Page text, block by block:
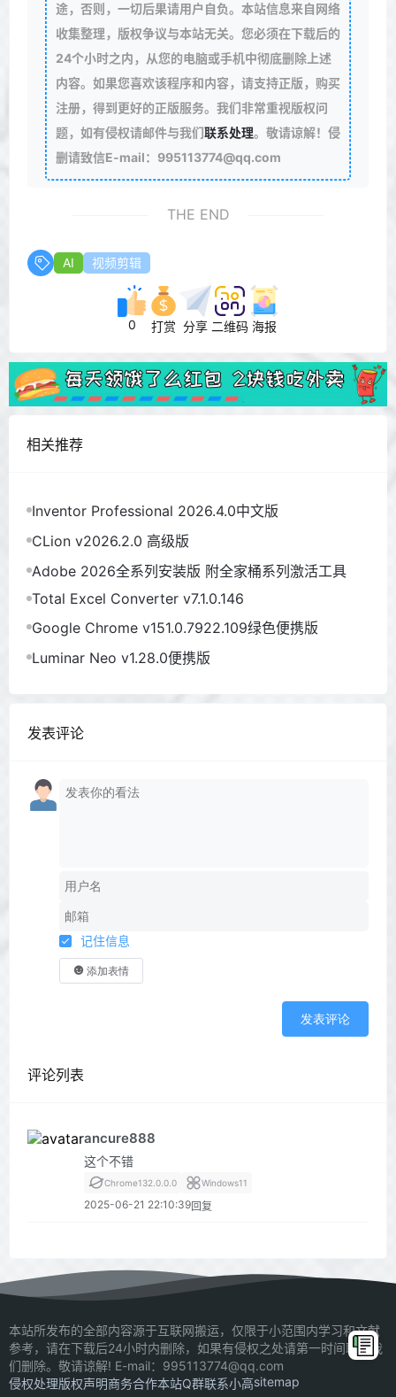
途，否则，一切后果请用户自负。本站信息来自网络
收集整理，版权争议与本站无关。您必须在下载后的
24个小时之内，从您的电脑或手机中彻底删除上述
内容。如果您喜欢该程序和内容，请支持正版，购买
注册，得到更好的正版服务。我们非常重视版权问
题，如有侵权请邮件与我们联系处理。敬请谅解！侵
删请致信E-mail：995113774@qq.com
THE END
AI 视频剪辑
0 打赏 分享 二维码 海报
相关推荐
Inventor Professional 2026.4.0中文版
CLion v2026.2.0 高级版
Adobe 2026全系列安装版 附全家桶系列激活工具
Total Excel Converter v7.1.0.146
Google Chrome v151.0.7922.109绿色便携版
Luminar Neo v1.28.0便携版
发表评论
记住信息
添加表情
发表评论
评论列表
ancure888
这个不错
Chrome132.0.0.0 Windows11
2025-06-21 22:10:39回复
本站所发布的全部内容源于互联网搬运，仅限于小范围内学习和文献
参考，请在下载后24小时内删除，如果有侵权之处请第一时间联系我
们删除。敬请谅解! E-mail：995113774@qq.com
侵权处理版权声明商务合作本站Q群联系小高sitemap